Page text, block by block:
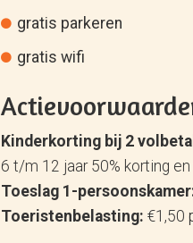
gratis parkeren
gratis wifi
Kinderkorting bij 2
6 t/m 12 jaar 50% korting
Toeslag 1-
Toeristenbelasting: €1,50